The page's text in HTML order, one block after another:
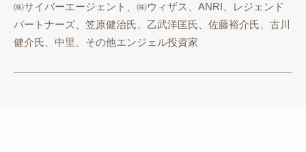
㈱サイバーエージェント、㈱ウィザス、ANRI、レジェンド
パートナーズ、笠原健治氏、乙武洋匡氏、佐藤裕介氏、古川
健介氏、中里、その他エンジェル投資家